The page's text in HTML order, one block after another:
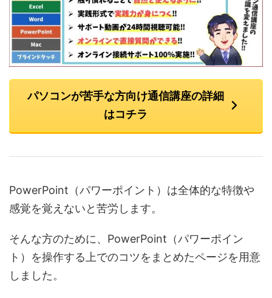
パソコンが苦手な方向け通信講座の詳細
はコチラ
PowerPoint（パワーポイント）は全体的な特徴や
感覚を覚えないと苦労します。
そんな方のために、PowerPoint（パワーポイン
ト）を操作する上でのコツをまとめたページを用意
しました。